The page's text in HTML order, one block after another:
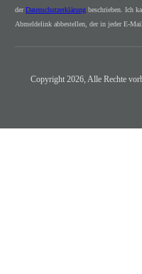
derDatenschutzerklärung beschrieben. Ich
Abmeldelink abbestellen, der in jeder E-
Copyright 2026 , Alle Rechte